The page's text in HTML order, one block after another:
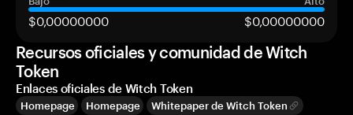
$0,00000000
$0,00000000
Recursos oficiales y comunidad de Witch
Token
Enlaces oficiales de Witch Token
Homepage Homepage
Whitepaper de Witch Token